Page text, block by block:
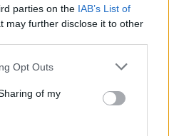
parties on the IAB’s List of
may further disclose it to other
Opt Outs
of my
Eglės
kurie iš aukšto
tik „bukai“ sekioja
mato „tikrą“
būdas